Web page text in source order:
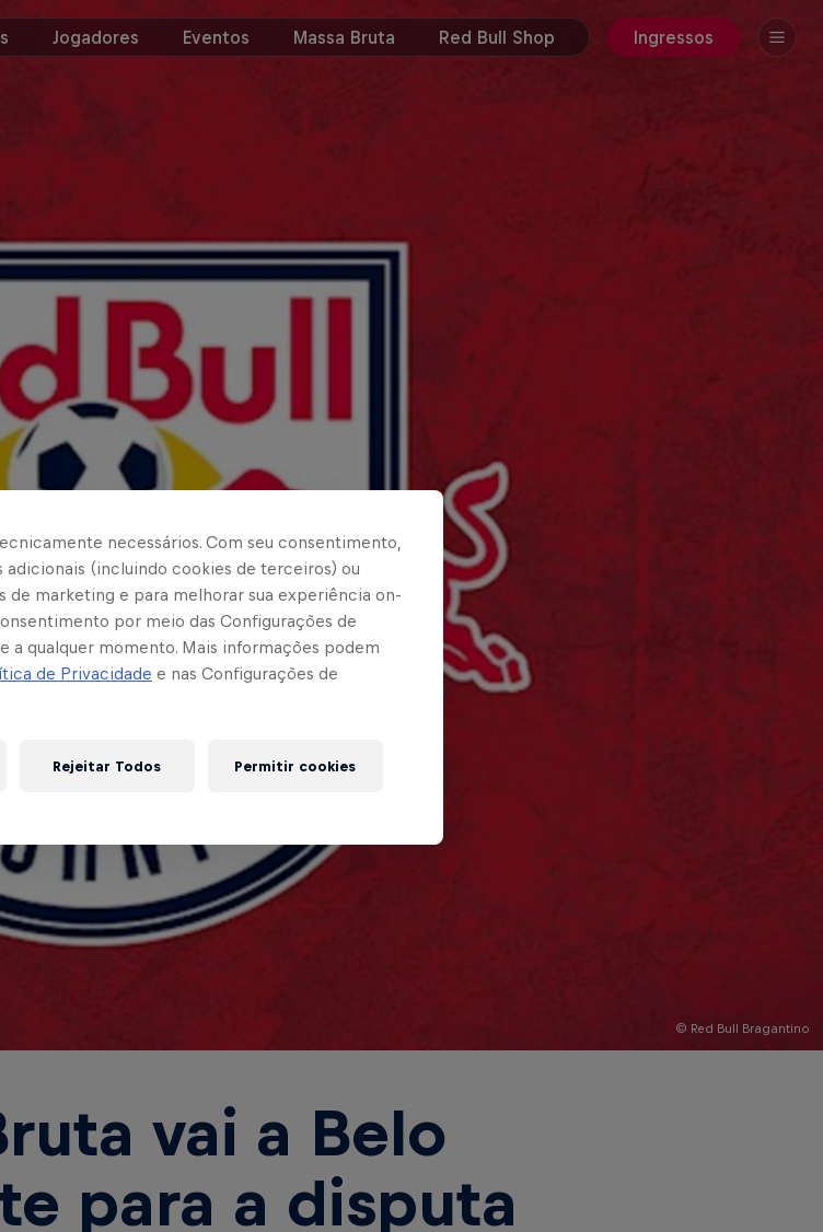
Jogadores Eventos Massa Bruta Red Bull Shop Ingressos
© Red Bull Bragantino
vai a Belo
para a disputa
necessários. Com seu consentimento,
(incluindo cookies de terceiros) ou
de marketing e para melhorar sua experiência on-
por meio das Configurações de
a qualquer momento. Mais informações podem
de Privacidade e nas Configurações de
Rejeitar Todos Permitir cookies